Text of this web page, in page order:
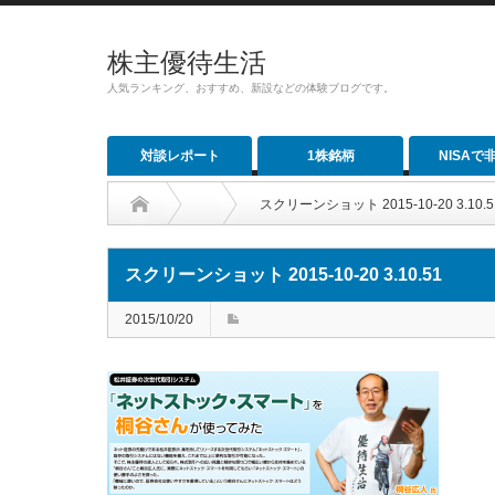
株主優待生活
人気ランキング、おすすめ、新設などの体験ブログです。
対談レポート 1株銘柄 NISAで
スクリーンショット 2015-10-20
スクリーンショット 2015-10-20 3.10.51
2015/10/20